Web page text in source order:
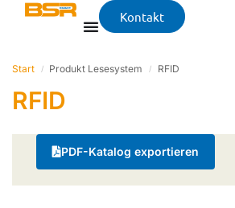
Kontakt
Start / Produkt Lesesystem / RFID
RFID
PDF-Katalog exportieren